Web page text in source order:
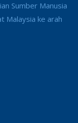
Sumber Manusia
Malaysia ke arah